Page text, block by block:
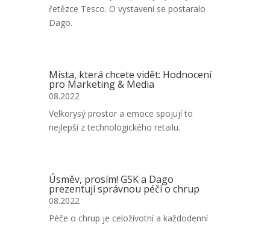
řetězce Tesco. O vystavení se postaralo
Dago.
Místa, která chcete vidět: Hodnocení
pro Marketing & Media
08.2022
Velkorysý prostor a emoce spojují to
nejlepší z technologického retailu.
Úsměv, prosím! GSK a Dago
prezentují správnou péči o chrup
08.2022
Péče o chrup je celoživotní a každodenní